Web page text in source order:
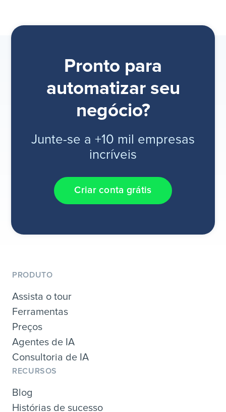
Pronto para
automatizar seu
negócio?
Junte-se a +10 mil empresas
incríveis
Criar conta grátis
PRODUTO
Assista o tour
Ferramentas
Preços
Agentes de IA
Consultoria de IA
RECURSOS
Blog
Histórias de sucesso